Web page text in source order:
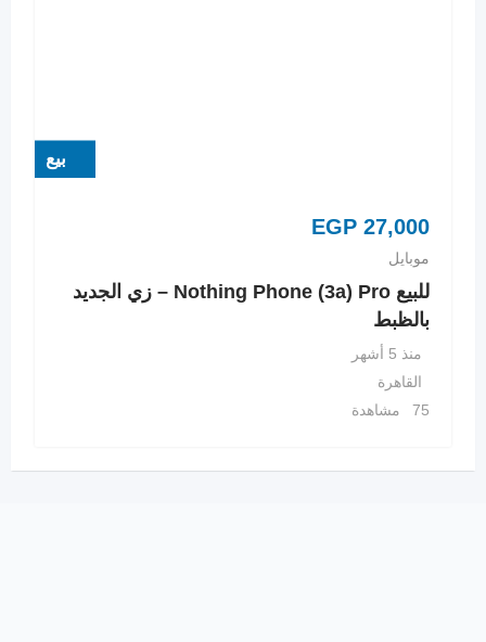
بيع
EGP 27,000
موبايل
للبيع Nothing Phone (3a) Pro – زي الجديد
بالظبط
منذ 5 أشهر
القاهرة
75 مشاهدة